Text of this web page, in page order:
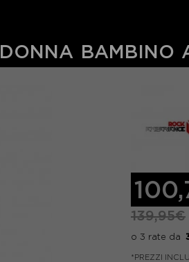
DONNA BAMBINO
139,95€
*PREZZI